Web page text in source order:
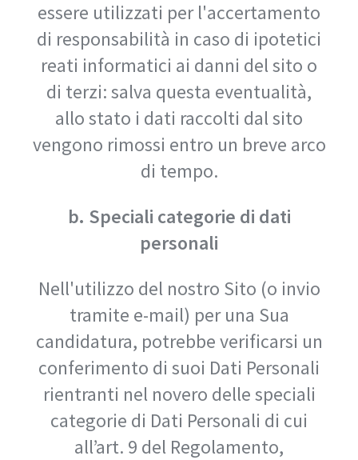
essere utilizzati per l'accertamento
di responsabilità in caso di ipotetici
reati informatici ai danni del sito o
di terzi: salva questa eventualità,
allo stato i dati raccolti dal sito
vengono rimossi entro un breve arco
di tempo.
b. Speciali categorie di dati
personali
Nell'utilizzo del nostro Sito (o invio
tramite e-mail) per una Sua
candidatura, potrebbe verificarsi un
conferimento di suoi Dati Personali
rientranti nel novero delle speciali
categorie di Dati Personali di cui
all’art. 9 del Regolamento,